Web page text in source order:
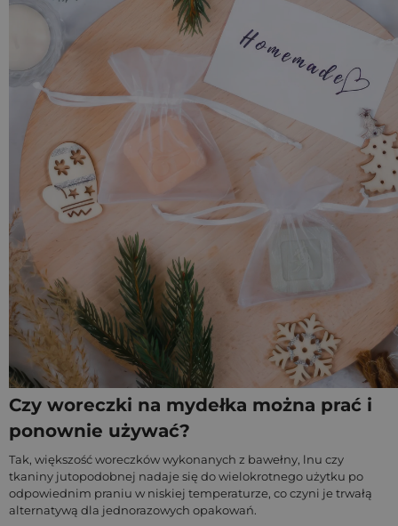
Czy woreczki na mydełka można prać i
ponownie używać?
Tak, większość woreczków wykonanych z bawełny, lnu czy
tkaniny jutopodobnej nadaje się do wielokrotnego użytku po
odpowiednim praniu w niskiej temperaturze, co czyni je trwałą
alternatywą dla jednorazowych opakowań.